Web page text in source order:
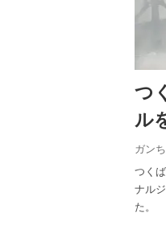
つ
ル
ガン
つく
ナル
た。